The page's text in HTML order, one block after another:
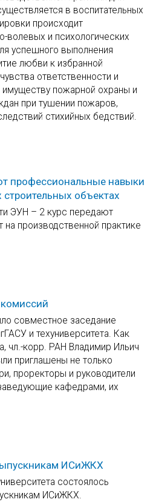
в воспитательных
происходит
и психологических
успешного выполнения
любви к избранной
ответственности и
пожарной охраны и
при тушении пожаров,
стихийных бедствий.
профессиональные навыки
объектах
ЭУН – 2 курс передают
производственной практике
совместное заседание
и техуниверситета. Как
чл.-корр. РАН Владимир Ильич
приглашены не только
проректоры и руководители
кафедрами, их
ИСиЖКХ
состоялось
ИСиЖКХ.